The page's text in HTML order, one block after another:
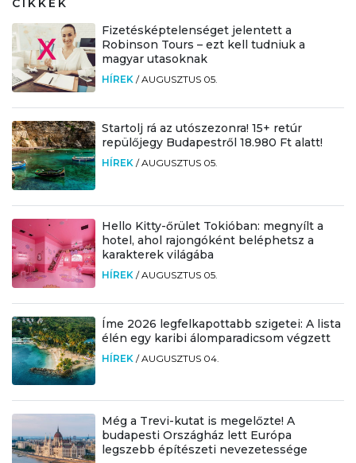
CIKKEK
Fizetésképtelenséget jelentett a
Robinson Tours – ezt kell tudniuk a
magyar utasoknak
HÍREK /AUGUSZTUS 05.
Startolj rá az utószezonra! 15+ retúr
repülőjegy Budapestről 18.980 Ft alatt!
HÍREK /AUGUSZTUS 05.
Hello Kitty-őrület Tokióban: megnyílt a
hotel, ahol rajongóként beléphetsz a
karakterek világába
HÍREK /AUGUSZTUS 05.
Íme 2026 legfelkapottabb szigetei: A lista
élén egy karibi álomparadicsom végzett
HÍREK /AUGUSZTUS 04.
Még a Trevi-kutat is megelőzte! A
budapesti Országház lett Európa
legszebb építészeti nevezetessége